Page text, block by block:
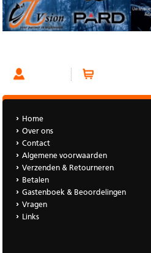
Home
Over ons
Contact
Algemene voorwaarden
Verzenden & Retourneren
Betalen
Gastenboek & Beoordelingen
Vragen
Links